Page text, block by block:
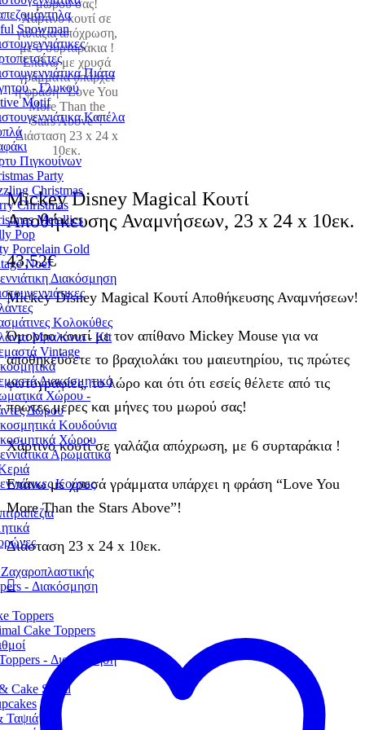
Snowman
Πιάτα
- Γλυκού
Motif
Καπέλα
Πιγκουίνων
Party
Christmas
Christmas
Metallics
Pop
Porcelain Gold
Noel
Διακόσμηση
Κολοκύθες
Μπαλόνια - Kit
Vintage
Διακοσμητικά
Χώρου -
Δώρου
Κουδούνια
Χώρου
Αρωματικά
Κούπες
- Διακόσμηση
Toppers
Cake Toppers
- Διακόσμηση
Cake Stand
Ταψιά
Mickey Disney Magical Κουτί
Αποθήκευσης Αναμνήσεων, 23 x 24 x 10εκ.
43,52€
Mickey Disney Magical Κουτί Αποθήκευσης Αναμνήσεων!
Όμορφο κουτί με τον απίθανο Mickey Mouse για να
αποθηκεύσετε το βραχιολάκι του μαιευτηρίου, τις πρώτες
φωτογραφίες, το λώρο και ότι ότι εσείς θέλετε από τις
πρώτες μέρες και μήνες του μωρού σας!
Χάρτινο κουτί σε γαλάζια απόχρωση, με 6 συρταράκια !
Επάνω με χρυσά γράμματα υπάρχει η φράση “Love You
More Than the Stars Above”!
Διάσταση 23 x 24 x 10εκ.